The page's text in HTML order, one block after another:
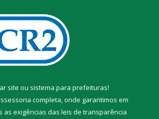
site ou sistema para prefeituras!
completa, onde garantimos em
as exigências das leis de transparência